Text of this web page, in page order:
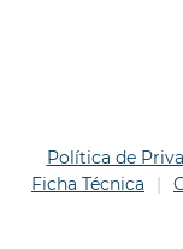
Política de
Ficha Técnica